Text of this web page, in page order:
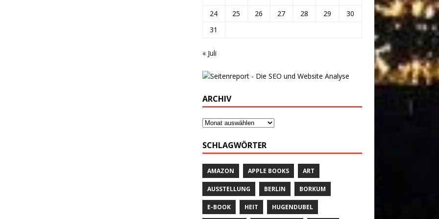
24
25 26 27 28 29
30
31
« Juli
ARCHIV
SCHLAGWÖRTER
AMAZON APPLE BOOKS ART
AUSSTELLUNG BERLIN BORKUM
E-BOOK HEIT HUGENDUBEL